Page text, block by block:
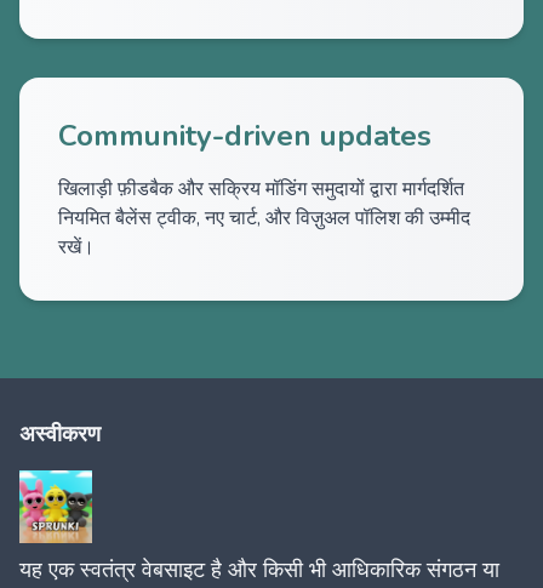
Community-driven updates
खिलाड़ी फ़ीडबैक और सक्रिय मॉडिंग समुदायों द्वारा मार्गदर्शित
नियमित बैलेंस ट्वीक, नए चार्ट, और विज़ुअल पॉलिश की उम्मीद
रखें।
अस्वीकरण
यह एक स्वतंत्र वेबसाइट है और किसी भी आधिकारिक संगठन या